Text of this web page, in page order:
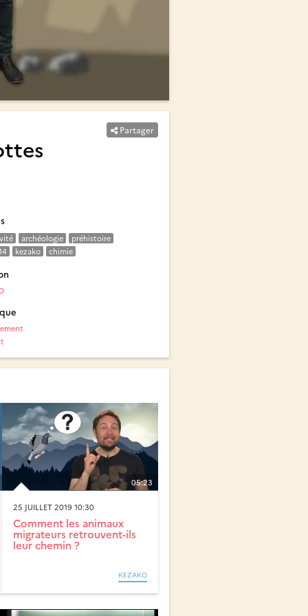
Partager
archéologie
préhistoire
kezako chimie
05:23
25 JUILLET 2019 10:30
Comment les animaux
migrateurs retrouvent-ils
leur chemin ?
KEZAKO